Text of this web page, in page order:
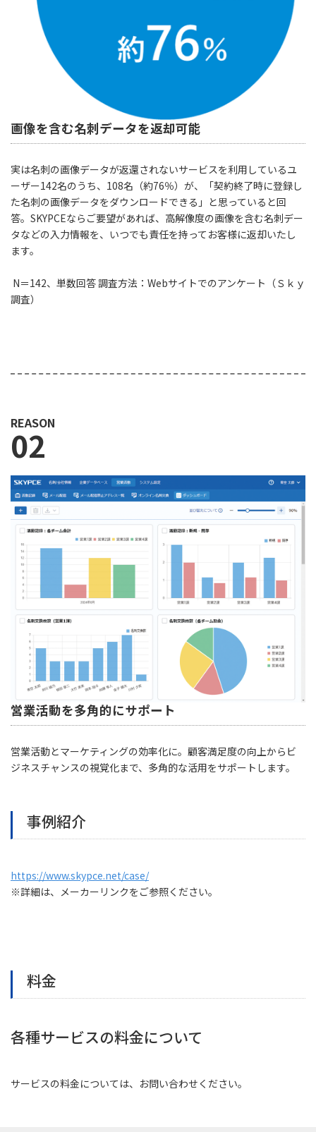
画像を含む名刺データを返却可能
実は名刺の画像データが返還されないサービスを利用しているユ
ーザー142名のうち、108名（約76％）が、「契約終了時に登録し
た名刺の画像データをダウンロードできる」と思っていると回
答。SKYPCEならご要望があれば、高解像度の画像を含む名刺デー
タなどの入力情報を、いつでも責任を持ってお客様に返却いたし
ます。
N＝142、単数回答 調査方法：Webサイトでのアンケート（Ｓｋｙ
調査）
REASON
02
営業活動を多角的にサポート
営業活動とマーケティングの効率化に。顧客満足度の向上からビ
ジネスチャンスの視覚化まで、多角的な活用をサポートします。
事例紹介
https://www.skypce.net/case/
※詳細は、メーカーリンクをご参照ください。
料金
各種サービスの料金について
サービスの料金については、お問い合わせください。